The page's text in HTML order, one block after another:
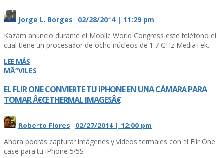
Jorge L. Borges · 02/28/2014 | 11:29 pm
Kazam anuncio durante el Mobile World Congress este teléfono el
cual tiene un procesador de ocho núcleos de 1.7 GHz MediaTek.
LEE MÁS
MÃ“VILES
EL FLIR ONE CONVIERTE TU IPHONE EN UNA CÁMARA PARA
TOMAR Â€ŒTHERMAL IMAGESÂ€
Roberto Flores · 02/27/2014 | 12:00 pm
Ahora podrás capturar imágenes y videos termales con el Flir One
case para tu iPhone 5/5S